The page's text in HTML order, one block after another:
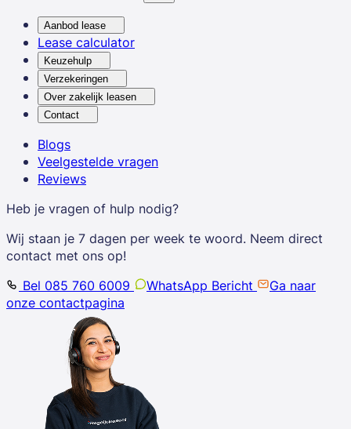
Aanbod lease
Lease calculator
Keuzehulp
Verzekeringen
Over zakelijk leasen
Contact
Blogs
Veelgestelde vragen
Reviews
Heb je vragen of hulp nodig?
Wij staan je 7 dagen per week te woord. Neem direct
contact met ons op!
Bel 085 760 6009
WhatsApp Bericht
Ga naar
onze contactpagina